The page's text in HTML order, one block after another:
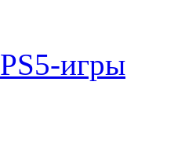
PS5-игры